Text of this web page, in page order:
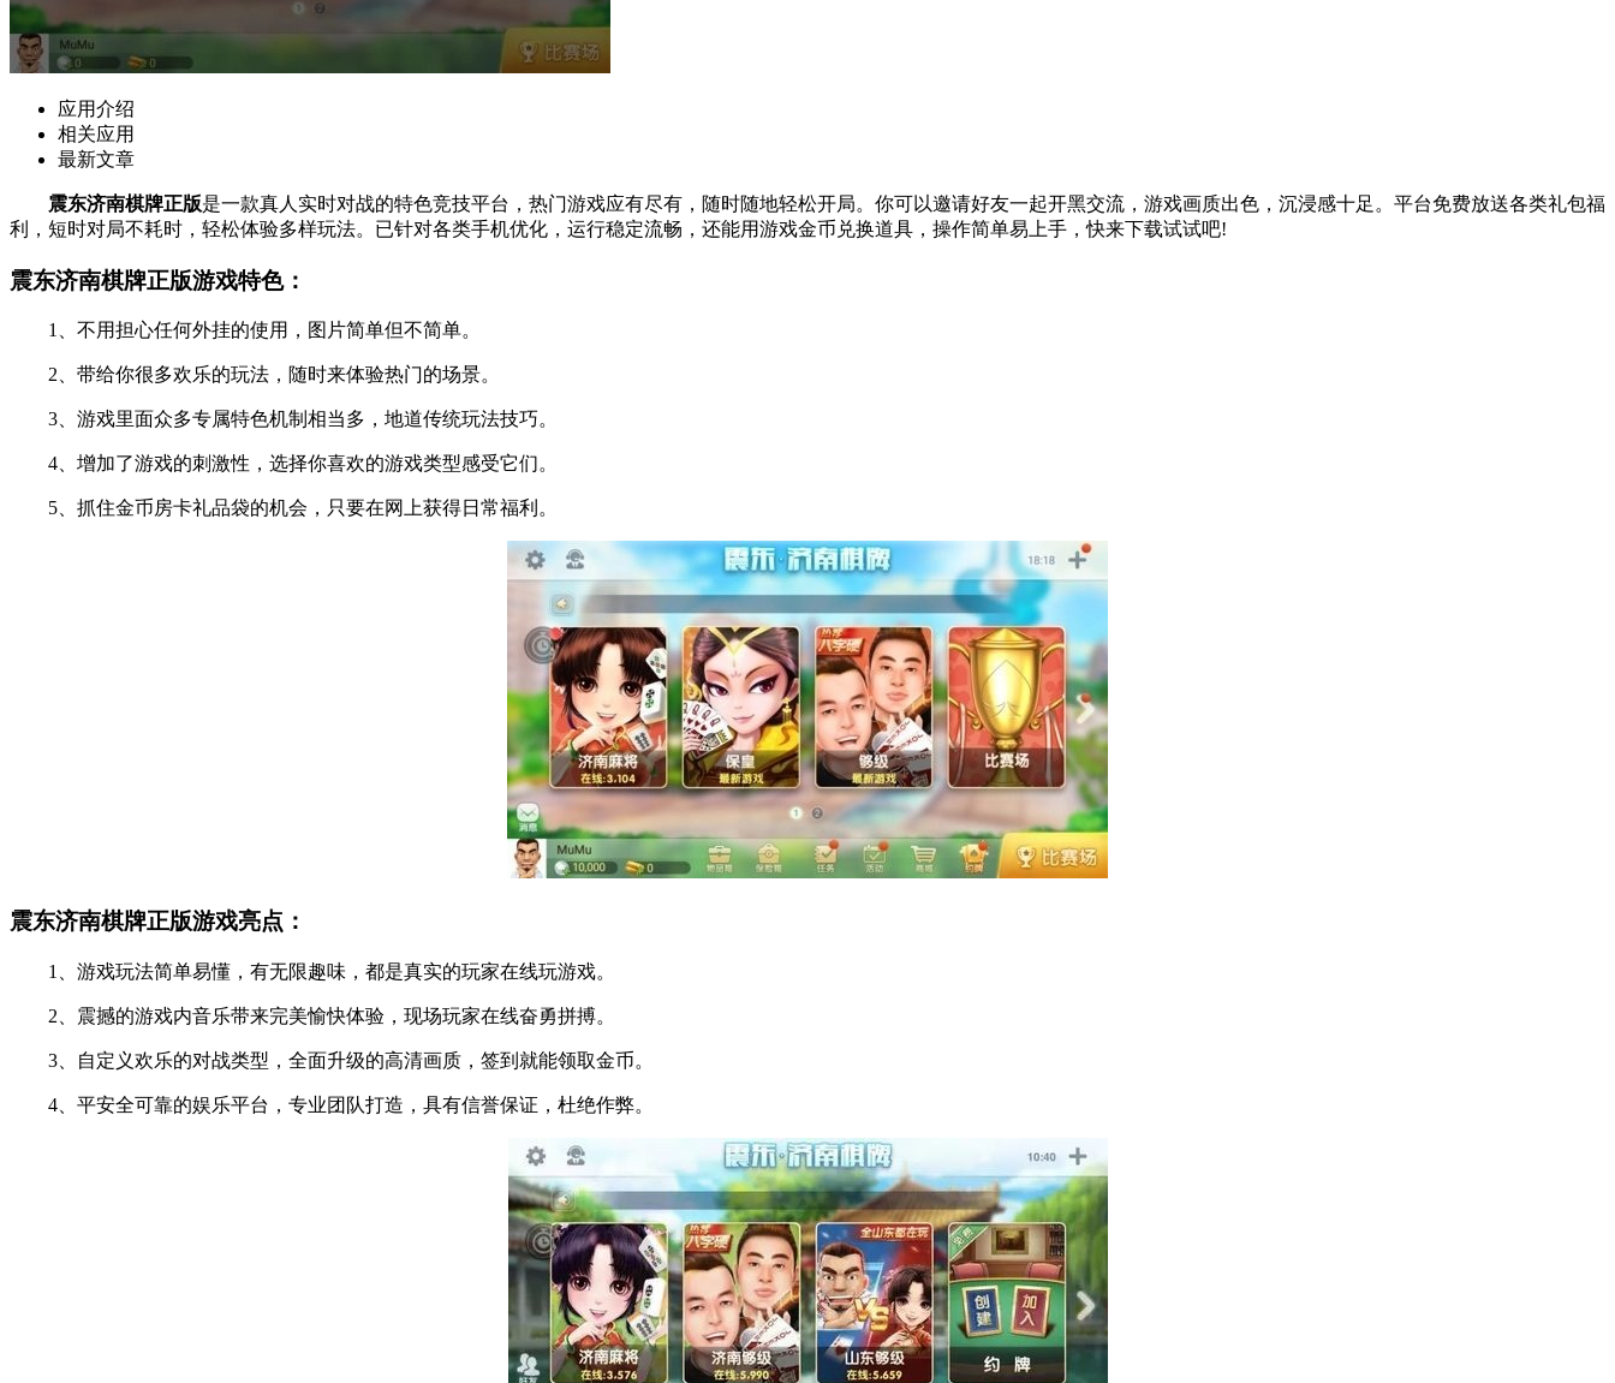
应用介绍
相关应用
最新文章
震东济南棋牌正版是一款真人实时对战的特色竞技平台，热门游戏应有尽有，随时随地轻松开局。你可以邀请好友一起开黑交流，游戏画质出色，沉浸感十足。平台免费放送各类礼包福
利，短时对局不耗时，轻松体验多样玩法。已针对各类手机优化，运行稳定流畅，还能用游戏金币兑换道具，操作简单易上手，快来下载试试吧!
震东济南棋牌正版游戏特色：
1、不用担心任何外挂的使用，图片简单但不简单。
2、带给你很多欢乐的玩法，随时来体验热门的场景。
3、游戏里面众多专属特色机制相当多，地道传统玩法技巧。
4、增加了游戏的刺激性，选择你喜欢的游戏类型感受它们。
5、抓住金币房卡礼品袋的机会，只要在网上获得日常福利。
震东济南棋牌正版游戏亮点：
1、游戏玩法简单易懂，有无限趣味，都是真实的玩家在线玩游戏。
2、震撼的游戏内音乐带来完美愉快体验，现场玩家在线奋勇拼搏。
3、自定义欢乐的对战类型，全面升级的高清画质，签到就能领取金币。
4、平安全可靠的娱乐平台，专业团队打造，具有信誉保证，杜绝作弊。